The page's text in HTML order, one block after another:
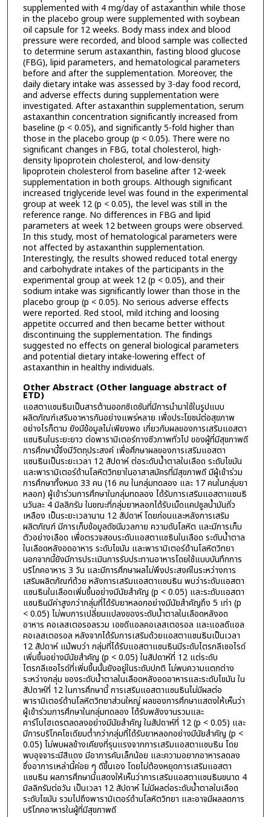
supplemented with 4 mg/day of astaxanthin while those
in the placebo group were supplemented with soybean
oil capsule for 12 weeks. Body mass index and blood
pressure were recorded, and blood sample was collected
to determine serum astaxanthin, fasting blood glucose
(FBG), lipid parameters, and hematological parameters
before and after the supplementation. Moreover, the
daily dietary intake was assessed by 3-day food record,
and adverse effects during supplementation were
investigated. After astaxanthin supplementation, serum
astaxanthin concentration significantly increased from
baseline (p < 0.05), and significantly 5-fold higher than
those in the placebo group (p < 0.05). There were no
significant changes in FBG, total cholesterol, high-
density lipoprotein cholesterol, and low-density
lipoprotein cholesterol from baseline after 12-week
supplementation in both groups. Although significant
increased triglyceride level was found in the experimental
group at week 12 (p < 0.05), the level was still in the
reference range. No differences in FBG and lipid
parameters at week 12 between groups were observed.
In this study, most of hematological parameters were
not affected by astaxanthin supplementation.
Interestingly, the results showed reduced total energy
and carbohydrate intakes of the participants in the
experimental group at week 12 (p < 0.05), and their
sodium intake was significantly lower than those in the
placebo group (p < 0.05). No serious adverse effects
were reported. Red stool, mild itching and loosing
appetite occurred and then became better without
discontinuing the supplementation. The findings
suggested no effects on general biological parameters
and potential dietary intake-lowering effect of
astaxanthin in healthy individuals.
Other Abstract (Other language abstract of
ETD)
แอสตาแซนธินเป็นสารต้านออกซิเดชันที่มีการนำมาใช้ในรูปแบบ
ผลิตภัณฑ์เสริมอาหารกันอย่างแพร่หลาย เพื่อประโยชน์ต่อสุขภาพ
อย่างไรก็ตาม ยังมีข้อมูลไม่เพียงพอ เกี่ยวกับผลของการเสริมแอสตา
แซนธินในระยะยาว ต่อพารามิเตอร์ทางชีวภาพทั่วไป ของผู้ที่มีสุขภาพดี
การศึกษานี้จึงมีวัตถุประสงค์ เพื่อศึกษาผลของการเสริมแอสตา
แซนธินเป็นระยะเวลา 12 สัปดาห์ ต่อระดับน้ำตาลในเลือด ระดับไขมัน
และพารามิเตอร์ด้านโลหิตวิทยาในอาสาสมัครที่มีสุขภาพดี มีผู้เข้าร่วม
การศึกษาทั้งหมด 33 คน (16 คน ในกลุ่มทดลอง และ 17 คนในกลุ่มยา
หลอก) ผู้เข้าร่วมการศึกษาในกลุ่มทดลอง ได้รับการเสริมแอสตาแซนธิ
นวันละ 4 มิลลิกรัม ในขณะที่กลุ่มยาหลอกได้รับเม็ดแคปซูลน้ำมันถั่ว
เหลือง เป็นระยะเวลานาน 12 สัปดาห์ โดยก่อนและหลังการเสริม
ผลิตภัณฑ์ มีการเก็บข้อมูลดัชนีมวลกาย ความดันโลหิต และมีการเก็บ
ตัวอย่างเลือด เพื่อตรวจสอบระดับแอสตาแซธินในเลือด ระดับน้ำตาล
ในเลือดหลังอดอาหาร ระดับไขมัน และพารามิเตอร์ด้านโลหิตวิทยา
นอกจากนี้ยังมีการประเมินการรับประทานอาหารโดยใช้แบบบันทึกการ
บริโภคอาหาร 3 วัน และมีการศึกษาผลไม่พึงประสงค์ในระหว่างการ
เสริมผลิตภัณฑ์ด้วย หลังการเสริมแอสตาแซนธิน พบว่าระดับแอสตา
แซนธินในเลือดเพิ่มขึ้นอย่างมีนัยสำคัญ (p < 0.05) และระดับแอสตา
แซนธินมีค่าสูงกว่ากลุ่มที่ได้รับยาหลอกอย่างมีนัยสำคัญถึง 5 เท่า (p
< 0.05) ไม่พบการเปลี่ยนแปลงของระดับน้ำตาลในเลือดหลังอด
อาหาร คอเลสเตอรอลรวม เอชดีแอลคอเลสเตอรอล และแอลดีแอล
คอเลสเตอรอล หลังจากได้รับการเสริมด้วยแอสตาแซนธินเป็นเวลา
12 สัปดาห์ แม้พบว่า กลุ่มที่ได้รับแอสตาแซนธินมีระดับไตรกลีเซอไรด์
เพิ่มขึ้นอย่างมีนัยสำคัญ (p < 0.05) ในสัปดาห์ที่ 12 แต่ระดับ
ไตรกลีเซอไรด์ที่เพิ่มขึ้นนั้นยังอยู่ในระดับปกติ ไม่พบความแตกต่าง
ระหว่างกลุ่ม ของระดับน้ำตาลในเลือดหลังอดอาหารและระดับไขมัน ใน
สัปดาห์ที่ 12 ในการศึกษานี้ การเสริมแอสตาแซนธินไม่มีผลต่อ
พารามิเตอร์ด้านโลหิตวิทยาส่วนใหญ่ ผลของการศึกษาแสดงให้เห็นว่า
ผู้เข้าร่วมการศึกษาในกลุ่มทดลอง ได้รับพลังงานรวมและ
คาร์โบไฮเดรตลดลงอย่างมีนัยสำคัญ ในสัปดาห์ที่ 12 (p < 0.05) และ
มีการบริโภคโซเดียมต่ำกว่ากลุ่มที่ได้รับยาหลอกอย่างมีนัยสำคัญ (p <
0.05) ไม่พบผลข้างเคียงที่รุนแรงจากการเสริมแอสตาแซนธิน โดย
พบอุจจาระมีสีแดง มีอาการคันเล็กน้อย และความอยากอาหารลดลง
ซึ่งอาการเหล่านี้ค่อย ๆ ดีขึ้นเอง โดยไม่ต้องหยุดการเสริมแอสตา
แซนธิน ผลการศึกษานี้แสดงให้เห็นว่าการเสริมแอสตาแซนธินขนาด 4
มิลลิกรัมต่อวัน เป็นเวลา 12 สัปดาห์ ไม่มีผลต่อระดับน้ำตาลในเลือด
ระดับไขมัน รวมไปถึงพารามิเตอร์ด้านโลหิตวิทยา และอาจมีผลลดการ
บริโภคอาหารในผู้ที่มีสุขภาพดี